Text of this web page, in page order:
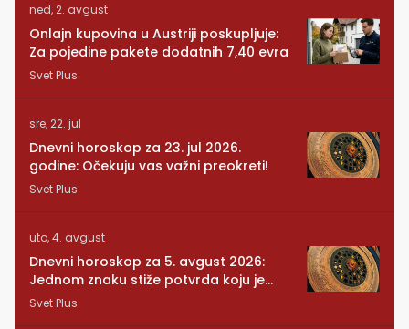
ned, 2. avgust
Onlajn kupovina u Austriji poskupljuje:
Za pojedine pakete dodatnih 7,40 evra
Svet Plus
sre, 22. jul
Dnevni horoskop za 23. jul 2026.
godine: Očekuju vas važni preokreti!
Svet Plus
uto, 4. avgust
Dnevni horoskop za 5. avgust 2026:
Jednom znaku stiže potvrda koju je
dugo čekao
Svet Plus